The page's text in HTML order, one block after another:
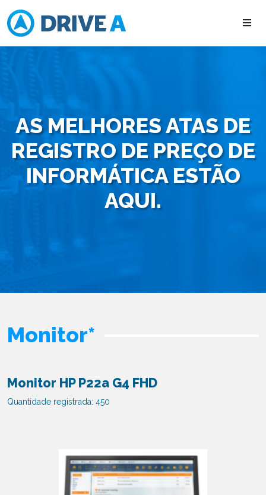
AS MELHORES ATAS DE
REGISTRO DE PREÇO DE
INFORMÁTICA ESTÃO
AQUI.
Monitor*
Monitor HP P22a G4 FHD
Quantidade registrada: 450